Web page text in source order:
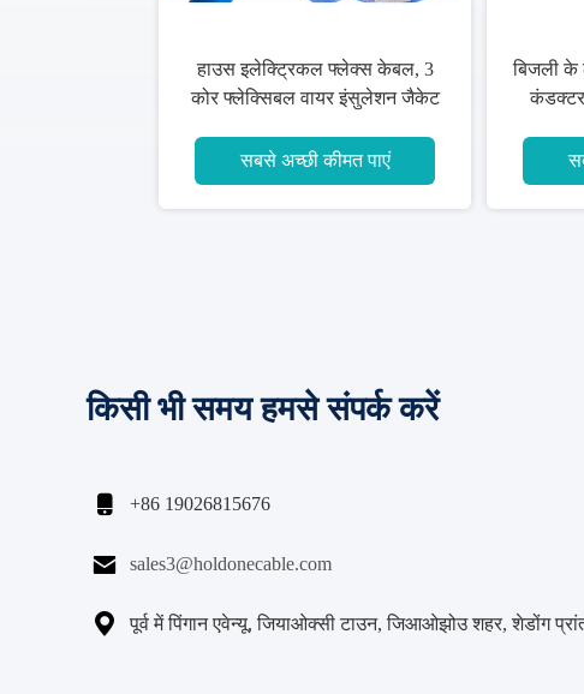
हाउस इलेक्ट्रिकल फ्लेक्स केबल, 3
कोर फ्लेक्सिबल वायर इंसुलेशन जैकेट
सबसे अच्छी कीमत पाएं
बिजली के
कंडक्टर
किसी भी समय हमसे संपर्क करें
 +86 19026815676
 sales3@holdonecable.com
 पूर्व में पिंगान एवेन्यू, जियाओक्सी टाउन, जिआओझोउ शहर, शेडोंग